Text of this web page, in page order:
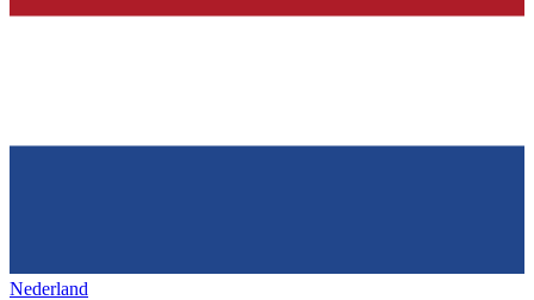
Nederland